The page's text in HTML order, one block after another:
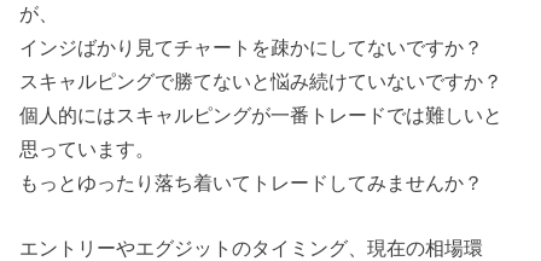
が、
インジばかり見てチャートを疎かにしてないですか？
スキャルピングで勝てないと悩み続けていないですか？
個人的にはスキャルピングが一番トレードでは難しいと
思っています。
もっとゆったり落ち着いてトレードしてみませんか？
エントリーやエグジットのタイミング、現在の相場環